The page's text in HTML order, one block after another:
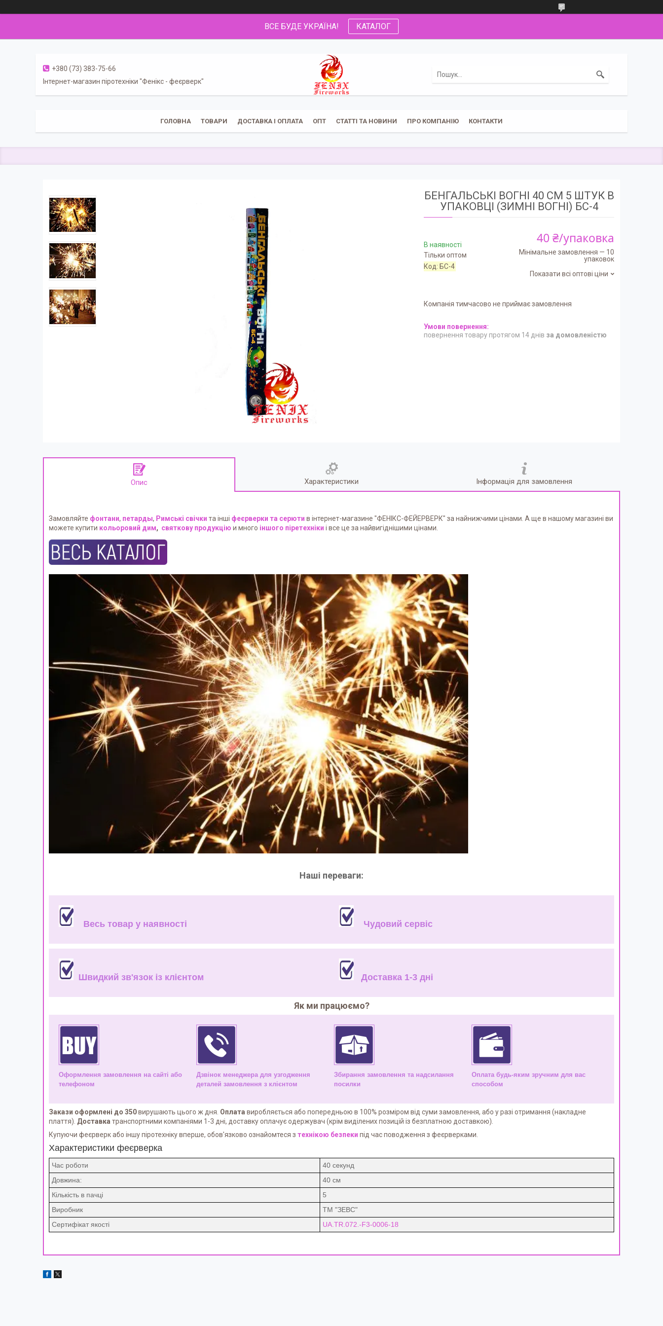
ВСЕ БУДЕ УКРАЇНА! КАТАЛОГ
+380 (73) 383-75-66
Інтернет-магазин піротехніки "Фенікс - феєрверк"
ГОЛОВНА ТОВАРИ ДОСТАВКА І ОПЛАТА ОПТ СТАТТІ ТА НОВИНИ ПРО КОМПАНІЮ КОНТАКТИ
БЕНГАЛЬСЬКІ ВОГНІ 40 СМ 5 ШТУК В
УПАКОВЦІ (ЗИМНІ ВОГНІ) БС-4
В наявності
Тільки оптом
Код: БС-4
40 ₴/упаковка
Мінімальне замовлення — 10
упаковок
Показати всі оптові ціни
Компанія тимчасово не приймає замовлення
повернення товару протягом 14 днів за домовленістю
Опис Характеристики Інформація для замовлення
Замовляйте фонтани, петарды, Римські свічки та інші феєрверки та серюти в інтернет-магазине "ФЕНІКС-ФЕЙЕРВЕРК" за найнижчими цінами. А ще в нашому магазині ви
можете купити кольоровий дим, святкову продукцію и много іншого піретехніки і все це за найвигіднішими цінами.
Наші переваги:
Весь товар у наявності Чудовий сервіс
Швидкий зв'язок із клієнтом Доставка 1-3 дні
Як ми працюємо?
Оформлення замовлення на сайті або
телефоном
Дзвінок менеджера для узгодження
деталей замовлення з клієнтом
Збирання замовлення та надсилання
посилки
Оплата будь-яким зручним для вас
способом
Закази оформлені до 350вирушають цього ж дня. Оплата виробляється або попередньою в 100% розміром від суми замовлення, або у разі отримання (накладне
плаття). Доставка транспортними компаніями 1-3 дні, доставку оплачує одержувач (крім виділених позицій із безплатною доставкою).
Купуючи феєрверк або іншу піротехніку вперше, обов'язково ознайомтеся з технікою безпеки під час поводження з феєрверками.
Характеристики феєрверка
Час роботи
40 секунд
Довжина:
40 см
Кількість в пачці
5
Виробник
ТМ "ЗЕВС"
Сертифікат якості
UA.TR.072.-F3-0006-18